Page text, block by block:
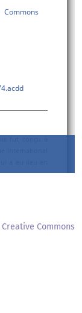
Creative Commons